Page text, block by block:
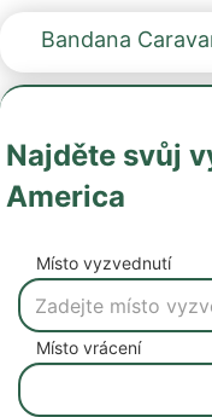
Bandana
Najděte svůj
America
Místo vyzvednutí
Místo vrácení